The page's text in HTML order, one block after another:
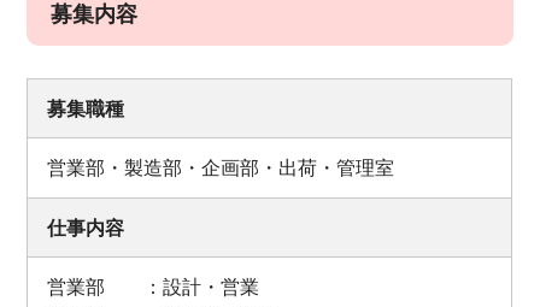
募集内容
募集職種
営業部・製造部・企画部・出荷・管理室
仕事内容
営業部 ：設計・営業